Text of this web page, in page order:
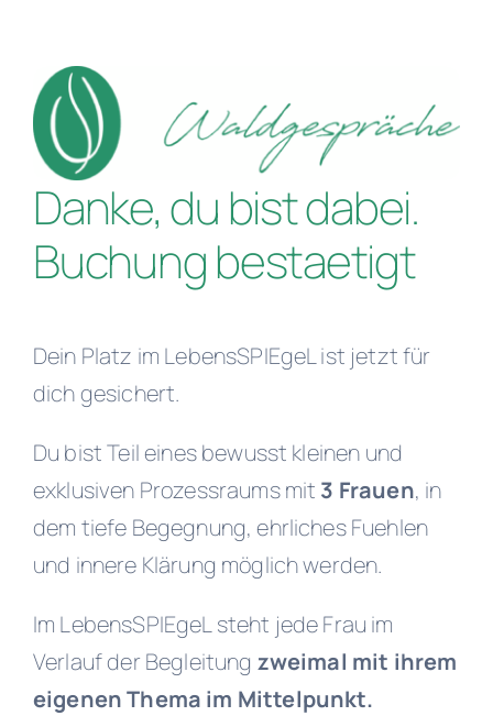
springen
Danke, du bist dabei.
Buchung bestaetigt
Dein Platz im LebensSPIEgeL ist jetzt für
dich gesichert.
Du bist Teil eines bewusst kleinen und
exklusiven Prozessraums mit 3 Frauen, in
dem tiefe Begegnung, ehrliches Fuehlen
und innere Klärung möglich werden.
Im LebensSPIEgeL steht jede Frau im
Verlauf der Begleitung zweimal mit ihrem
eigenen Thema im Mittelpunkt.